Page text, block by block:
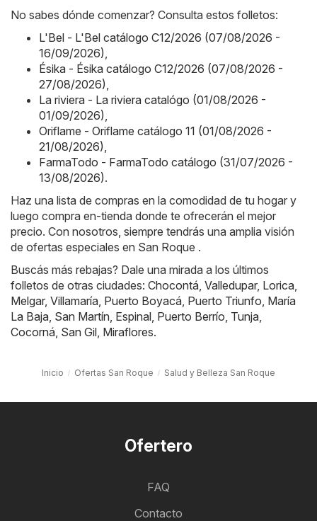
No sabes dónde comenzar? Consulta estos folletos:
L'Bel - L'Bel catálogo C12/2026 (07/08/2026 -
16/09/2026)
Ésika - Ésika catálogo C12/2026 (07/08/2026 -
27/08/2026)
La riviera - La riviera catalógo (01/08/2026 -
01/09/2026)
Oriflame - Oriflame catálogo 11 (01/08/2026 -
21/08/2026)
FarmaTodo - FarmaTodo catálogo (31/07/2026 -
13/08/2026).
Haz una lista de compras en la comodidad de tu hogar y
luego compra en-tienda donde te ofrecerán el mejor
precio. Con nosotros, siempre tendrás una amplia visión
de ofertas especiales en San Roque .
Buscás más rebajas? Dale una mirada a los últimos
folletos de otras ciudades: Chocontá Valledupar, Lorica
Melgar, Villamaría Puerto Boyacá Puerto Triunfo María
La Baja San Martín Espinal Puerto Berrío Tunja
Cocorná San Gil Miraflores.
Inicio Ofertas San Roque Salud y Belleza San Roque
Ofertero
FAQ
Contacto